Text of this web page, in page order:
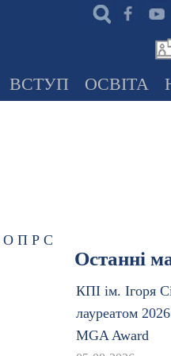
ВСТУП ОСВІТА
О П Р С
Останні
КПІ ім. Ігоря
лауреатом
MGA Award